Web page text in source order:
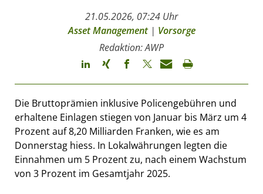
21.05.2026, 07:24 Uhr
Asset Management| Vorsorge
Redaktion: AWP
Die Bruttoprämien inklusive Policengebühren und
erhaltene Einlagen stiegen von Januar bis März um 4
Prozent auf 8,20 Milliarden Franken, wie es am
Donnerstag hiess. In Lokalwährungen legten die
Einnahmen um 5 Prozent zu, nach einem Wachstum
von 3 Prozent im Gesamtjahr 2025.